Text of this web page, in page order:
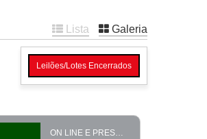
Lista Galeria
Leilões/Lotes Encerrados
ON LINE E PRESENCIAL